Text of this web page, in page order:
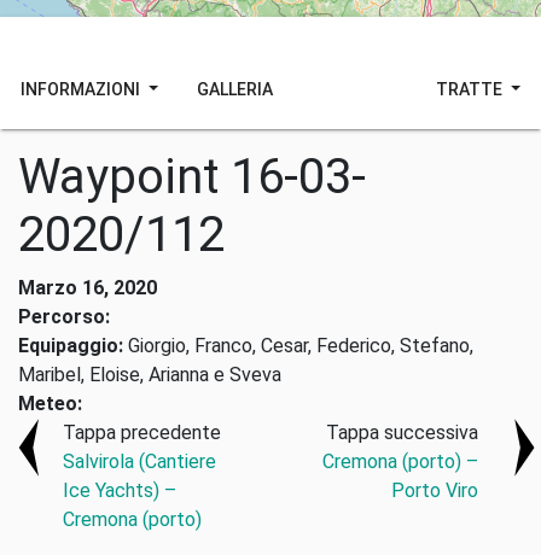
INFORMAZIONI GALLERIA TRATTE
Waypoint 16-03-
2020/112
Marzo 16, 2020
Percorso:
Equipaggio: Giorgio, Franco, Cesar, Federico, Stefano,
Maribel, Eloise, Arianna e Sveva
Meteo:
Tappa precedente
Salvirola (Cantiere
Ice Yachts) –
Cremona (porto)
Tappa successiva
Cremona (porto) –
Porto Viro